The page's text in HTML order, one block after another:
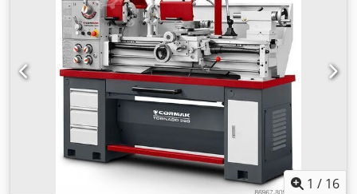
1 / 16